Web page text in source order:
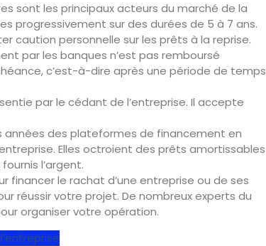
sont les principaux acteurs du marché de la
progressivement sur des durées de 5 à 7 ans.
caution personnelle sur les prêts à la reprise.
par les banques n’est pas remboursé
c’est-à-dire après une période de temps
par le cédant de l’entreprise. Il accepte
années des plateformes de financement en
Elles octroient des prêts amortissables
l’argent.
financer le rachat d’une entreprise ou de ses
réussir votre projet. De nombreux experts du
organiser votre opération.